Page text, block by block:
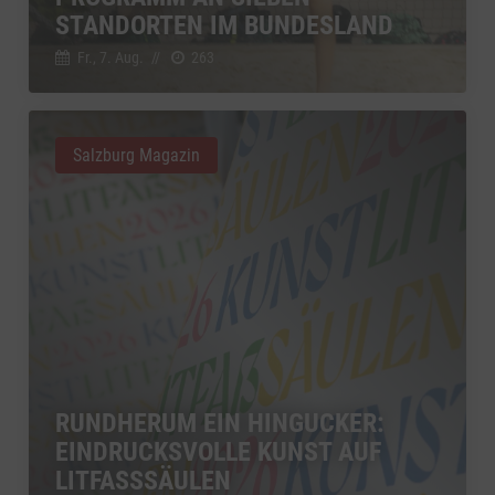
STANDORTEN IM BUNDESLAND
Fr., 7. Aug. 263
RUNDHERUM EIN HINGUCKER:
EINDRUCKSVOLLE KUNST AUF
LITFASSSÄULEN
Salzburg Magazin
Google Ireland Limited, Irland